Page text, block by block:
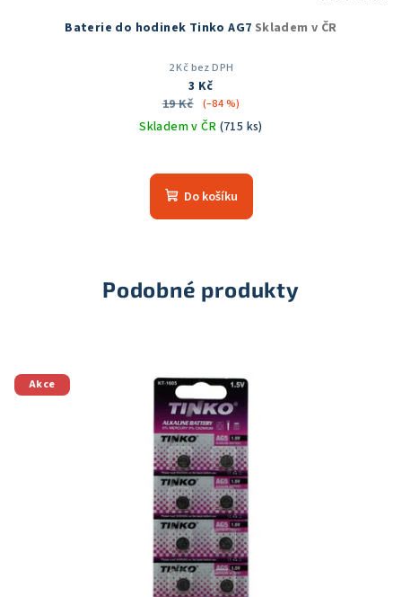
Baterie do hodinek Tinko AG7 Skladem v ČR
2 Kč bez DPH
3 Kč
19 Kč
(–84 %)
Skladem v ČR (715 ks)
Do košíku
Podobné produkty
Akce